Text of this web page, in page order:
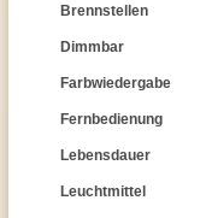
Brennstellen
Dimmbar
Farbwiedergabe
Fernbedienung
Lebensdauer
Leuchtmittel